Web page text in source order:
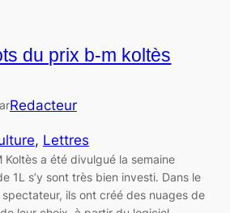
du prix b-m koltès
Redacteur
, Lettres
Koltès a été divulgué la semaine
1L s’y sont très bien investi. Dans le
ils ont créé des nuages de